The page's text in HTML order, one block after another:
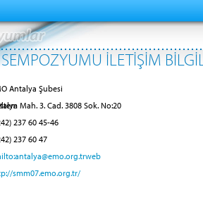
İLETİŞİM
Antalya Şubesi
Mah. 3. Cad. 3808 Sok. No:20
237 60 45-46
237 60 47
smm07.emo.org.tr/